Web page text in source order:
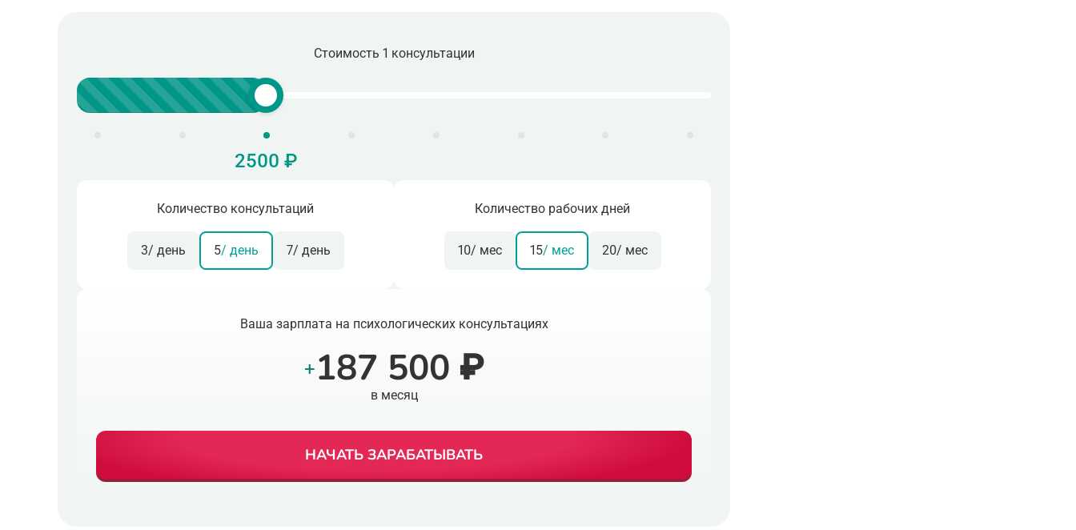
Стоимость 1 консультации
2500 ₽
Количество консультаций
3/ день 5/ день 7/ день
Количество рабочих дней
10/ мес 15/ мес 20/ мес
Ваша зарплата на психологических консультациях
+187 500 ₽
в месяц
НАЧАТЬ ЗАРАБАТЫВАТЬ